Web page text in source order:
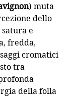
) muta
dello
e
fredda,
cromatici
tra
della folla